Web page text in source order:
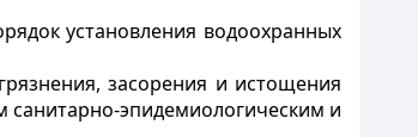
установления водоохранных
засорения и истощения
санитарно-эпидемиологическим и